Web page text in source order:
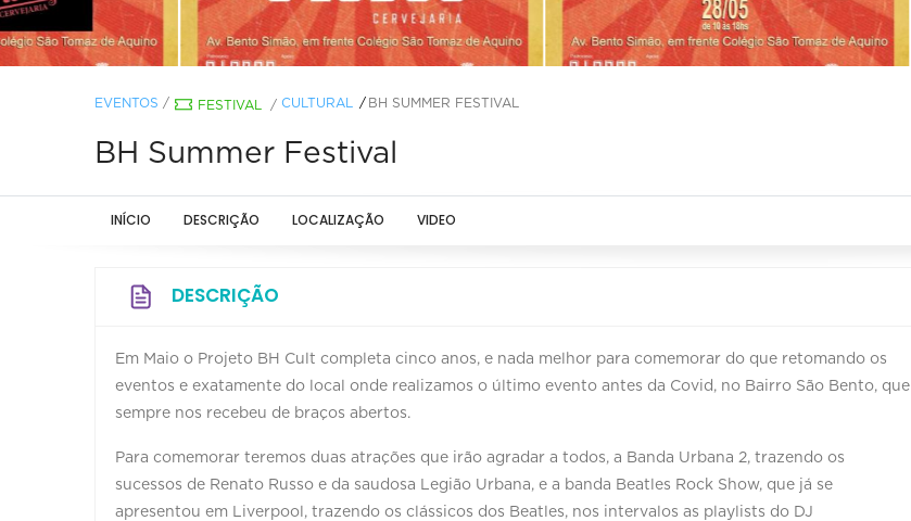
EVENTOS / FESTIVAL / CULTURAL BH SUMMER FESTIVAL
BH Summer Festival
INÍCIO DESCRIÇÃO LOCALIZAÇÃO VIDEO
DESCRIÇÃO
Em Maio o Projeto BH Cult completa cinco anos, e nada melhor para comemorar do que retomando os
eventos e exatamente do local onde realizamos o último evento antes da Covid, no Bairro São Bento, que
sempre nos recebeu de braços abertos.
Para comemorar teremos duas atrações que irão agradar a todos, a Banda Urbana 2, trazendo os
sucessos de Renato Russo e da saudosa Legião Urbana, e a banda Beatles Rock Show, que já se
apresentou em Liverpool, trazendo os clássicos dos Beatles, nos intervalos as playlists do DJ